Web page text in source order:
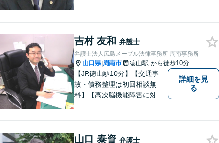
吉村 友和 弁護士
弁護士法人広島メープル法律事務所 周南事務所
山口県|周南市 徳山駅 から徒歩10分
【JR徳山駅10分】【交通事
故・債務整理は初回相談無
料】【高次脳機能障害に対応
トナー」として、お客さまに
詳細を見
る
山口 泰資 弁護士